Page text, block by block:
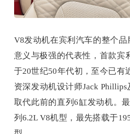
V8发动机在宾利汽车的整个
意义与极强的代表性，首款宾
于20世纪50年代初，至今已有
资深发动机设计师Jack
取代此前的直列6缸发动机。
列6.2L V8机型，最先搭载于